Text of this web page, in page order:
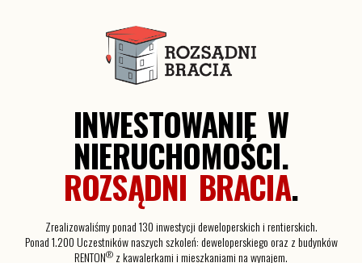
INWESTOWANIE W
NIERUCHOMOŚCI.
ROZSĄDNI BRACIA.
Zrealizowaliśmy ponad 130 inwestycji deweloperskich i rentierskich.
Ponad 1.200 Uczestników naszych szkoleń: deweloperskiego oraz z budynków
RENTON® z kawalerkami i mieszkaniami na wynajem.